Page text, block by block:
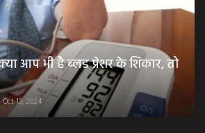
आप भी है ब्लड प्रेशर के शिकार, तो
Oct 13, 2024